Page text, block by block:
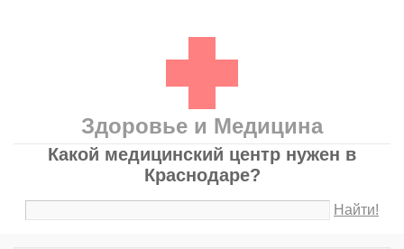
Здоровье и Медицина
Какой медицинский центр нужен в
Краснодаре?
Найти!